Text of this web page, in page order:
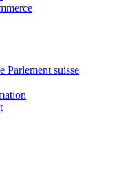
Parlement suisse